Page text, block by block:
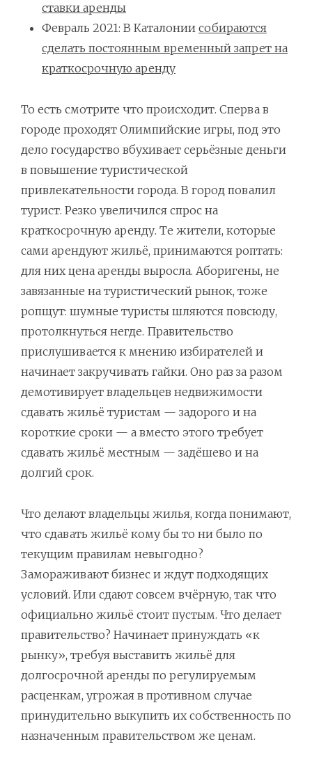
ставки аренды
Февраль 2021: В Каталонии собираются
сделать постоянным временный запрет на
краткосрочную аренду
То есть смотрите что происходит. Сперва в
городе проходят Олимпийские игры, под это
дело государство вбухивает серьёзные деньги
в повышение туристической
привлекательности города. В город повалил
турист. Резко увеличился спрос на
краткосрочную аренду. Те жители, которые
сами арендуют жильё, принимаются роптать:
для них цена аренды выросла. Аборигены, не
завязанные на туристический рынок, тоже
ропщут: шумные туристы шляются повсюду,
протолкнуться негде. Правительство
прислушивается к мнению избирателей и
начинает закручивать гайки. Оно раз за разом
демотивирует владельцев недвижимости
сдавать жильё туристам — задорого и на
короткие сроки — а вместо этого требует
сдавать жильё местным — задёшево и на
долгий срок.
Что делают владельцы жилья, когда понимают,
что сдавать жильё кому бы то ни было по
текущим правилам невыгодно?
Замораживают бизнес и ждут подходящих
условий. Или сдают совсем вчёрную, так что
официально жильё стоит пустым. Что делает
правительство? Начинает принуждать «к
рынку», требуя выставить жильё для
долгосрочной аренды по регулируемым
расценкам, угрожая в противном случае
принудительно выкупить их собственность по
назначенным правительством же ценам.